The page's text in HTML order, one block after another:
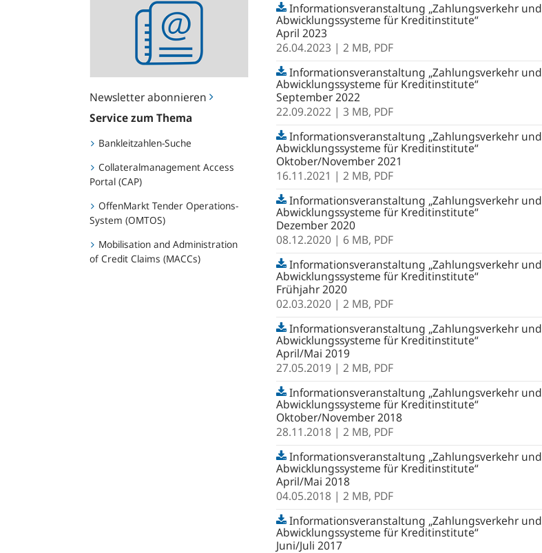
Newsletter abonnieren
abonnieren
Service zum Thema
Bankleitzahlen-Suche
Collateralmanagement Access
Portal (CAP)
OffenMarkt Tender Operations-
System (OMTOS)
Mobilisation and Administration
of Credit Claims (MACCs)
Informationsveranstaltung „Zahlungsverkehr und
Abwicklungssysteme für Kreditinstitute“
April 2023
26.04.2023 | 2 MB, PDF
Informationsveranstaltung „Zahlungsverkehr und
Abwicklungssysteme für Kreditinstitute“
September 2022
22.09.2022 | 3 MB, PDF
Informationsveranstaltung „Zahlungsverkehr und
Abwicklungssysteme für Kreditinstitute“
Oktober/November 2021
16.11.2021 | 2 MB, PDF
Informationsveranstaltung „Zahlungsverkehr und
Abwicklungssysteme für Kreditinstitute“
Dezember 2020
08.12.2020 | 6 MB, PDF
Informationsveranstaltung „Zahlungsverkehr und
Abwicklungssysteme für Kreditinstitute“
Frühjahr 2020
02.03.2020 | 2 MB, PDF
Informationsveranstaltung „Zahlungsverkehr und
Abwicklungssysteme für Kreditinstitute“
April/Mai 2019
27.05.2019 | 2 MB, PDF
Informationsveranstaltung „Zahlungsverkehr und
Abwicklungssysteme für Kreditinstitute“
Oktober/November 2018
28.11.2018 | 2 MB, PDF
Informationsveranstaltung „Zahlungsverkehr und
Abwicklungssysteme für Kreditinstitute“
April/Mai 2018
04.05.2018 | 2 MB, PDF
Informationsveranstaltung „Zahlungsverkehr und
Abwicklungssysteme für Kreditinstitute“
Juni/Juli 2017